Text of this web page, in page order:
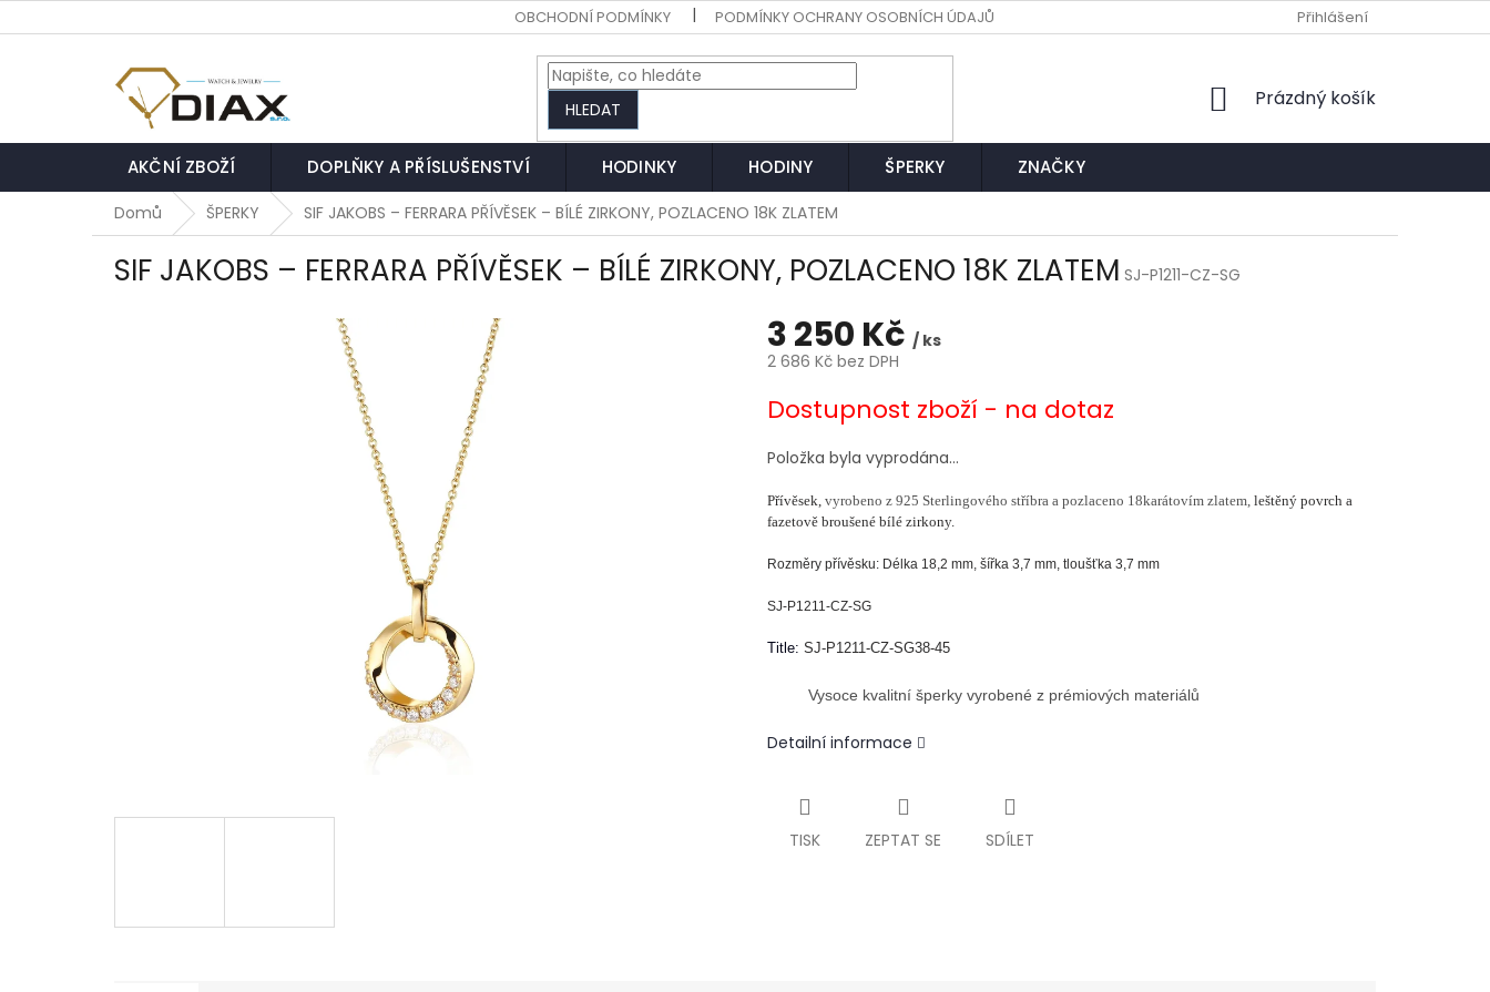
na
OBCHODNÍ PODMÍNKY PODMÍNKY OCHRANY OSOBNÍCH ÚDAJŮ EXPEDIČNÍ A KONTAKTNÍ MÍSTO
Přihlášení
HLEDAT
NÁKUPNÍ
Prázdný košík
AKČNÍ ZBOŽÍ DOPLŇKY A PŘÍSLUŠENSTVÍ HODINKY HODINY ŠPERKY ZNAČKY
Domů ŠPERKY SIF JAKOBS – FERRARA PŘÍVĚSEK – BÍLÉ ZIRKONY, POZLACENO 18K ZLATEM
SIF JAKOBS – FERRARA PŘÍVĚSEK – BÍLÉ ZIRKONY, POZLACENO 18K ZLATEM SJ-P1211-CZ-SG
3 250 Kč / ks
2 686 Kč bez DPH
cena:
Dostupnost zboží - na dotaz
Položka byla vyprodána…
Přívěsek, vyrobeno z 925 Sterlingového stříbra a pozlaceno 18karátovím zlatem, leštěný povrch a
fazetově broušené bílé zirkony.
Rozměry přívěsku: Délka 18,2 mm, šířka 3,7 mm, tloušťka 3,7 mm
SJ-P1211-CZ-SG
Title: SJ-P1211-CZ-SG38-45
Vysoce kvalitní šperky vyrobené z prémiových materiálů
Detailní informace
TISK ZEPTAT SE SDÍLET